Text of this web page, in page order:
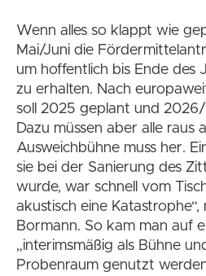
Wenn alles so klappt wie
Mai/Juni die
um hoffentlich bis Ende des
zu erhalten. Nach
soll 2025 geplant und
Dazu müssen aber alle raus
Ausweichbühne muss her.
sie bei der Sanierung des
wurde, war schnell vom
akustisch eine Katastrophe“,
Bormann. So kam man auf
„interimsmäßig als Bühne
Probenraum genutzt